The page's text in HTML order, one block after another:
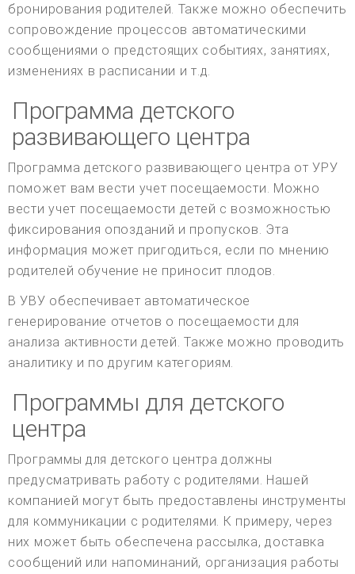
бронирования родителей. Также можно обеспечить
сопровождение процессов автоматическими
сообщениями о предстоящих событиях, занятиях,
изменениях в расписании и т.д.
Программа детского
развивающего центра
Программа детского развивающего центра от УРУ
поможет вам вести учет посещаемости. Можно
вести учет посещаемости детей с возможностью
фиксирования опозданий и пропусков. Эта
информация может пригодиться, если по мнению
родителей обучение не приносит плодов.
В УВУ обеспечивает автоматическое
генерирование отчетов о посещаемости для
анализа активности детей. Также можно проводить
аналитику и по другим категориям.
Программы для детского
центра
Программы для детского центра должны
предусматривать работу с родителями. Нашей
компанией могут быть предоставлены инструменты
для коммуникации с родителями. К примеру, через
них может быть обеспечена рассылка, доставка
сообщений или напоминаний, организация работы